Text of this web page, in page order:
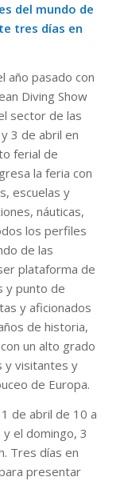
del mundo de
tres días en
año pasado con
Diving Show
sector de las
3 de abril en
ferial de
la feria con
escuelas y
náuticas,
los perfiles
de las
plataforma de
y punto de
y aficionados
de historia,
un alto grado
y visitantes y
de Europa.
de abril de 10 a
el domingo, 3
Tres días en
presentar